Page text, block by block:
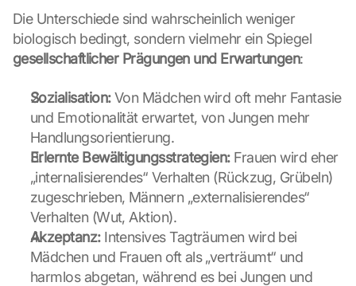
Die Unterschiede sind wahrscheinlich weniger
gesellschaftlicher Prägungen und Erwartungen:
Sozialisation: Von Mädchen wird oft mehr Fantasie
und Emotionalität erwartet, von Jungen mehr
Handlungsorientierung.
Erlernte Bewältigungsstrategien: Frauen wird eher
„internalisierendes“ Verhalten (Rückzug, Grübeln)
zugeschrieben, Männern „externalisierendes“
Verhalten (Wut, Aktion).
Akzeptanz: Intensives Tagträumen wird bei
Mädchen und Frauen oft als „verträumt“ und
harmlos abgetan, während es bei Jungen und
m
L
a
e
d
e
r
G
o
o
g
l
e
M